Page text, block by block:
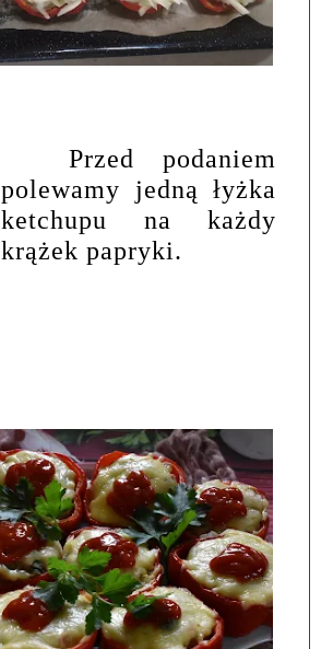
Przed podaniem
polewamy jedną łyżka
ketchupu na każdy
krążek papryki.